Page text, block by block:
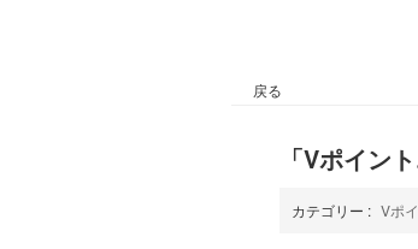
戻る
「Vポイン
カテゴリー : Vポ